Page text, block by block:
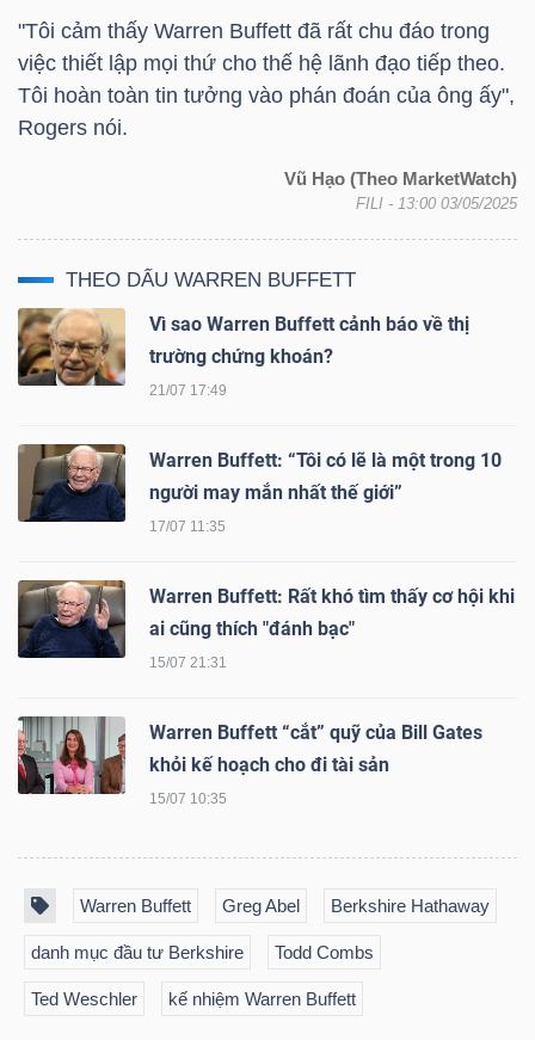
"Tôi cảm thấy Warren Buffett đã rất chu đáo trong
việc thiết lập mọi thứ cho thế hệ lãnh đạo tiếp theo.
Tôi hoàn toàn tin tưởng vào phán đoán của ông ấy",
Rogers nói.
Vũ Hạo (Theo MarketWatch)
FILI - 13:00 03/05/2025
THEO DẤU WARREN BUFFETT
Vì sao Warren Buffett cảnh báo về thị
trường chứng khoán?
21/07 17:49
Warren Buffett: “Tôi có lẽ là một trong 10
người may mắn nhất thế giới”
17/07 11:35
Warren Buffett: Rất khó tìm thấy cơ hội khi
ai cũng thích "đánh bạc"
15/07 21:31
Warren Buffett “cắt” quỹ của Bill Gates
khỏi kế hoạch cho đi tài sản
15/07 10:35
Warren Buffett Greg Abel Berkshire Hathaway
danh mục đầu tư Berkshire Todd Combs
Ted Weschler kế nhiệm Warren Buffett